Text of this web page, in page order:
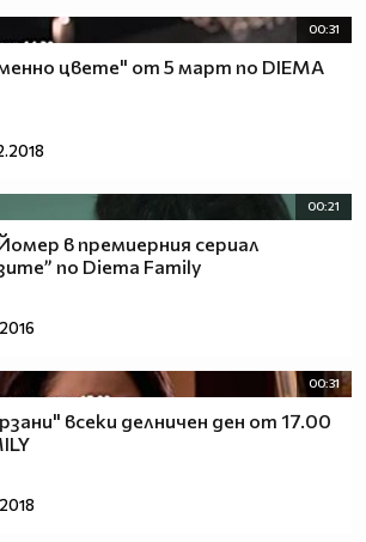
00:31
цвете" от 5 март по DIEMA
00:21
в премиерния сериал
по Diema Family
00:31
всеки делничен ден от 17.00